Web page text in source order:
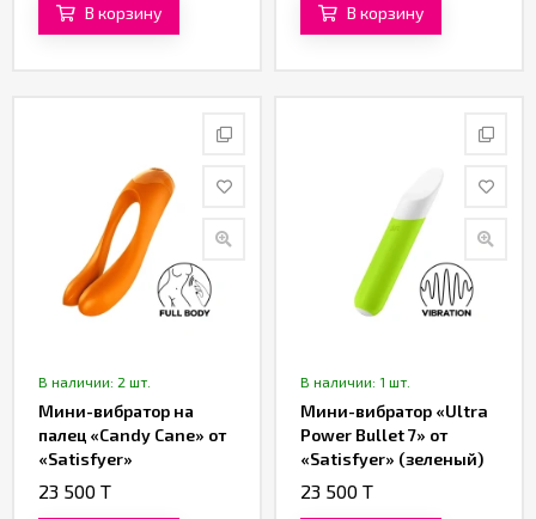
В корзину В корзину
В наличии: 2 шт.
Мини-вибратор на
палец «Candy Cane» от
«Satisfyer»
(оранжевый)
23 500 T
В наличии: 1 шт.
Мини-вибратор «Ultra
Power Bullet 7» от
«Satisfyer» (зеленый)
23 500 T